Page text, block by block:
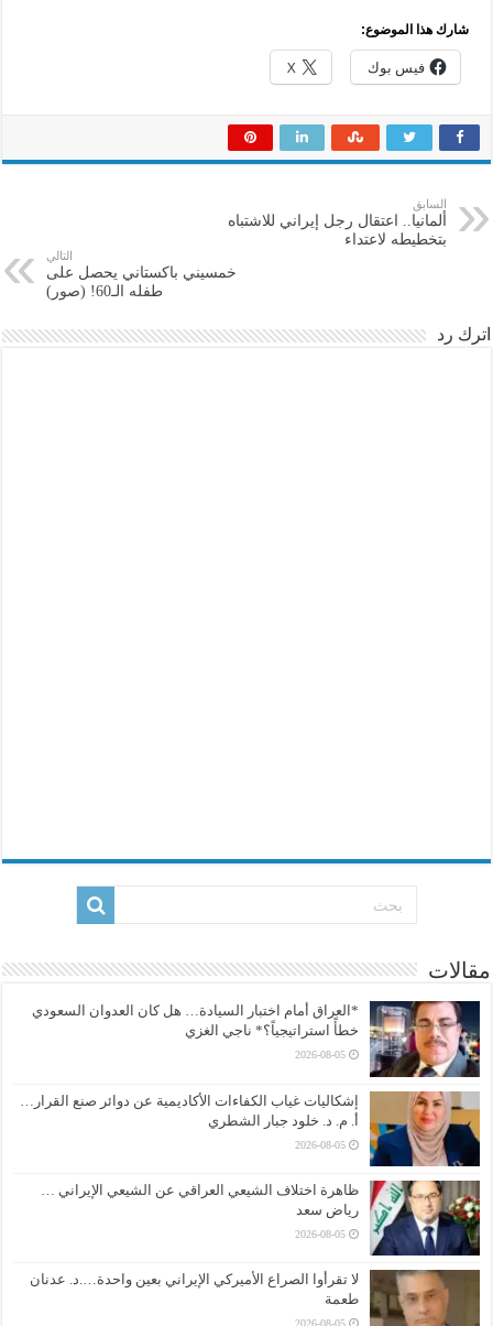
شارك هذا الموضوع:
فيس بوك X
السابق
ألمانيا.. اعتقال رجل إيراني للاشتباه
بتخطيطه لاعتداء
التالي
خمسيني باكستاني يحصل على
طفله الـ60! (صور)
اترك رد
مقالات
*العراق أمام اختبار السيادة… هل كان العدوان السعودي
خطأً استراتيجياً؟* ناجي الغزي
2026-08-05
إشكاليات غياب الكفاءات الأكاديمية عن دوائر صنع القرار…
أ. م. د. خلود جبار الشطري
2026-08-05
ظاهرة اختلاف الشيعي العراقي عن الشيعي الإيراني …
رياض سعد
2026-08-05
لا تقرأوا الصراع الأميركي الإيراني بعين واحدة….د. عدنان
طعمة
2026-08-05